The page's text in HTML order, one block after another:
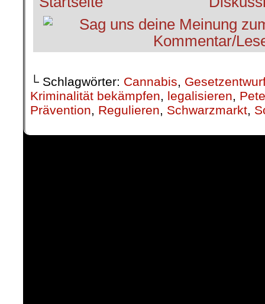
└ Schlagwörter: Cannabis,
Kriminalität bekämpfen, legalisieren,
Prävention, Regulieren, Schwarzmarkt,